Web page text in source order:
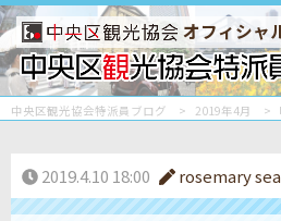
オフィシャ
中央区観光協会特派員ブログ 2019年4月
2019.4.10 18:00 rosemary sea